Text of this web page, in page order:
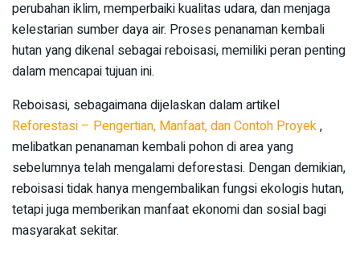
perubahan iklim, memperbaiki kualitas udara, dan menjaga
kelestarian sumber daya air. Proses penanaman kembali
hutan yang dikenal sebagai reboisasi, memiliki peran penting
dalam mencapai tujuan ini.
Reboisasi, sebagaimana dijelaskan dalam artikel
Reforestasi – Pengertian, Manfaat, dan Contoh Proyek,
melibatkan penanaman kembali pohon di area yang
sebelumnya telah mengalami deforestasi. Dengan demikian,
reboisasi tidak hanya mengembalikan fungsi ekologis hutan,
tetapi juga memberikan manfaat ekonomi dan sosial bagi
masyarakat sekitar.